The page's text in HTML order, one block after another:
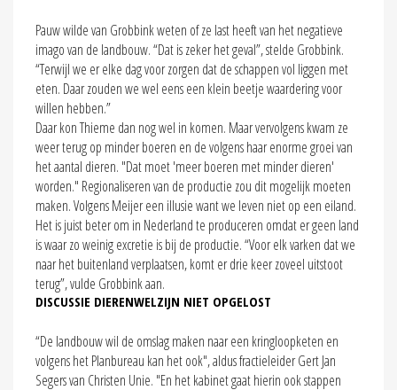
Pauw wilde van Grobbink weten of ze last heeft van het negatieve
imago van de landbouw. “Dat is zeker het geval”, stelde Grobbink.
“Terwijl we er elke dag voor zorgen dat de schappen vol liggen met
eten. Daar zouden we wel eens een klein beetje waardering voor
willen hebben.”
Daar kon Thieme dan nog wel in komen. Maar vervolgens kwam ze
weer terug op minder boeren en de volgens haar enorme groei van
het aantal dieren. "Dat moet 'meer boeren met minder dieren'
worden." Regionaliseren van de productie zou dit mogelijk moeten
maken. Volgens Meijer een illusie want we leven niet op een eiland.
Het is juist beter om in Nederland te produceren omdat er geen land
is waar zo weinig excretie is bij de productie. “Voor elk varken dat we
naar het buitenland verplaatsen, komt er drie keer zoveel uitstoot
terug”, vulde Grobbink aan.
DISCUSSIE DIERENWELZIJN NIET OPGELOST
“De landbouw wil de omslag maken naar een kringloopketen en
volgens het Planbureau kan het ook", aldus fractieleider Gert Jan
Segers van Christen Unie. "En het kabinet gaat hierin ook stappen